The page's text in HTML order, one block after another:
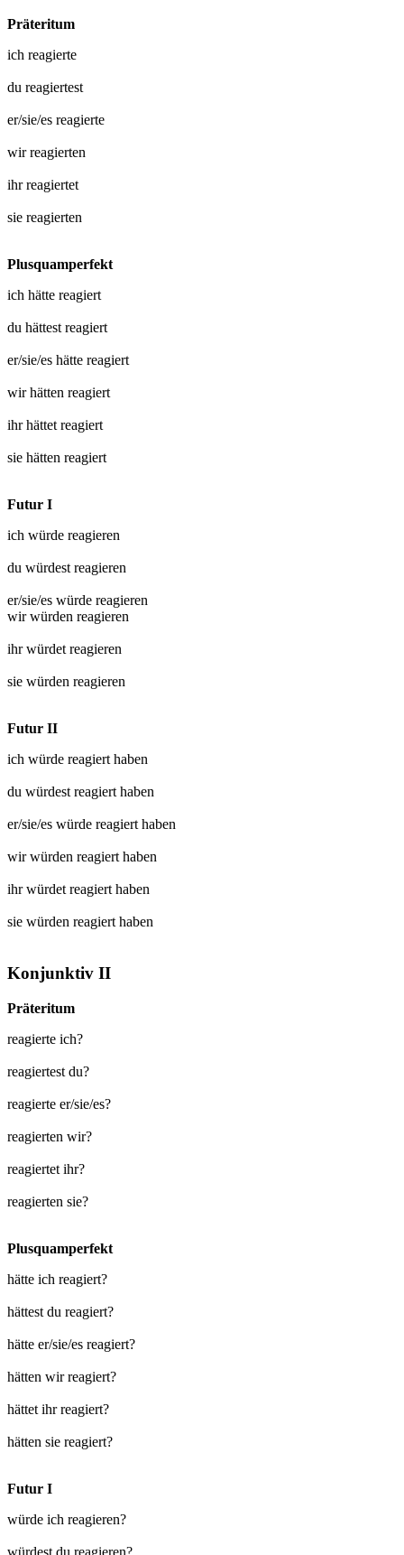
Präteritum
ich reagierte
du reagiertest
er/sie/es reagierte
wirreagierten
ihrreagiertet
sie reagierten
Plusquamperfekt
ich hätte reagiert
du hättestreagiert
er/sie/es hätte reagiert
wir hätten reagiert
ihr hättetreagiert
sie hätten reagiert
Futur I
ich würde reagieren
du würdestreagieren
er/sie/es würde reagieren
wir würden reagieren
ihr würdetreagieren
sie würden reagieren
Futur II
ich würde reagierthaben
du würdestreagierthaben
er/sie/es würde reagierthaben
wir würden reagierthaben
ihr würdetreagierthaben
sie würden reagierthaben
Konjunktiv II
Präteritum
reagierte ich?
reagiertest du?
reagierte er/sie/es?
reagierten wir?
reagiertet ihr?
reagierten sie?
Plusquamperfekt
hätte ich reagiert?
hättest du reagiert?
hätte er/sie/es reagiert?
hätten wir reagiert?
hättet ihr reagiert?
hätten sie reagiert?
Futur I
würde ich reagieren?
würdest du reagieren?